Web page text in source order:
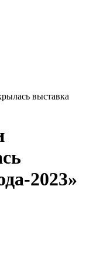
выставка
2023»